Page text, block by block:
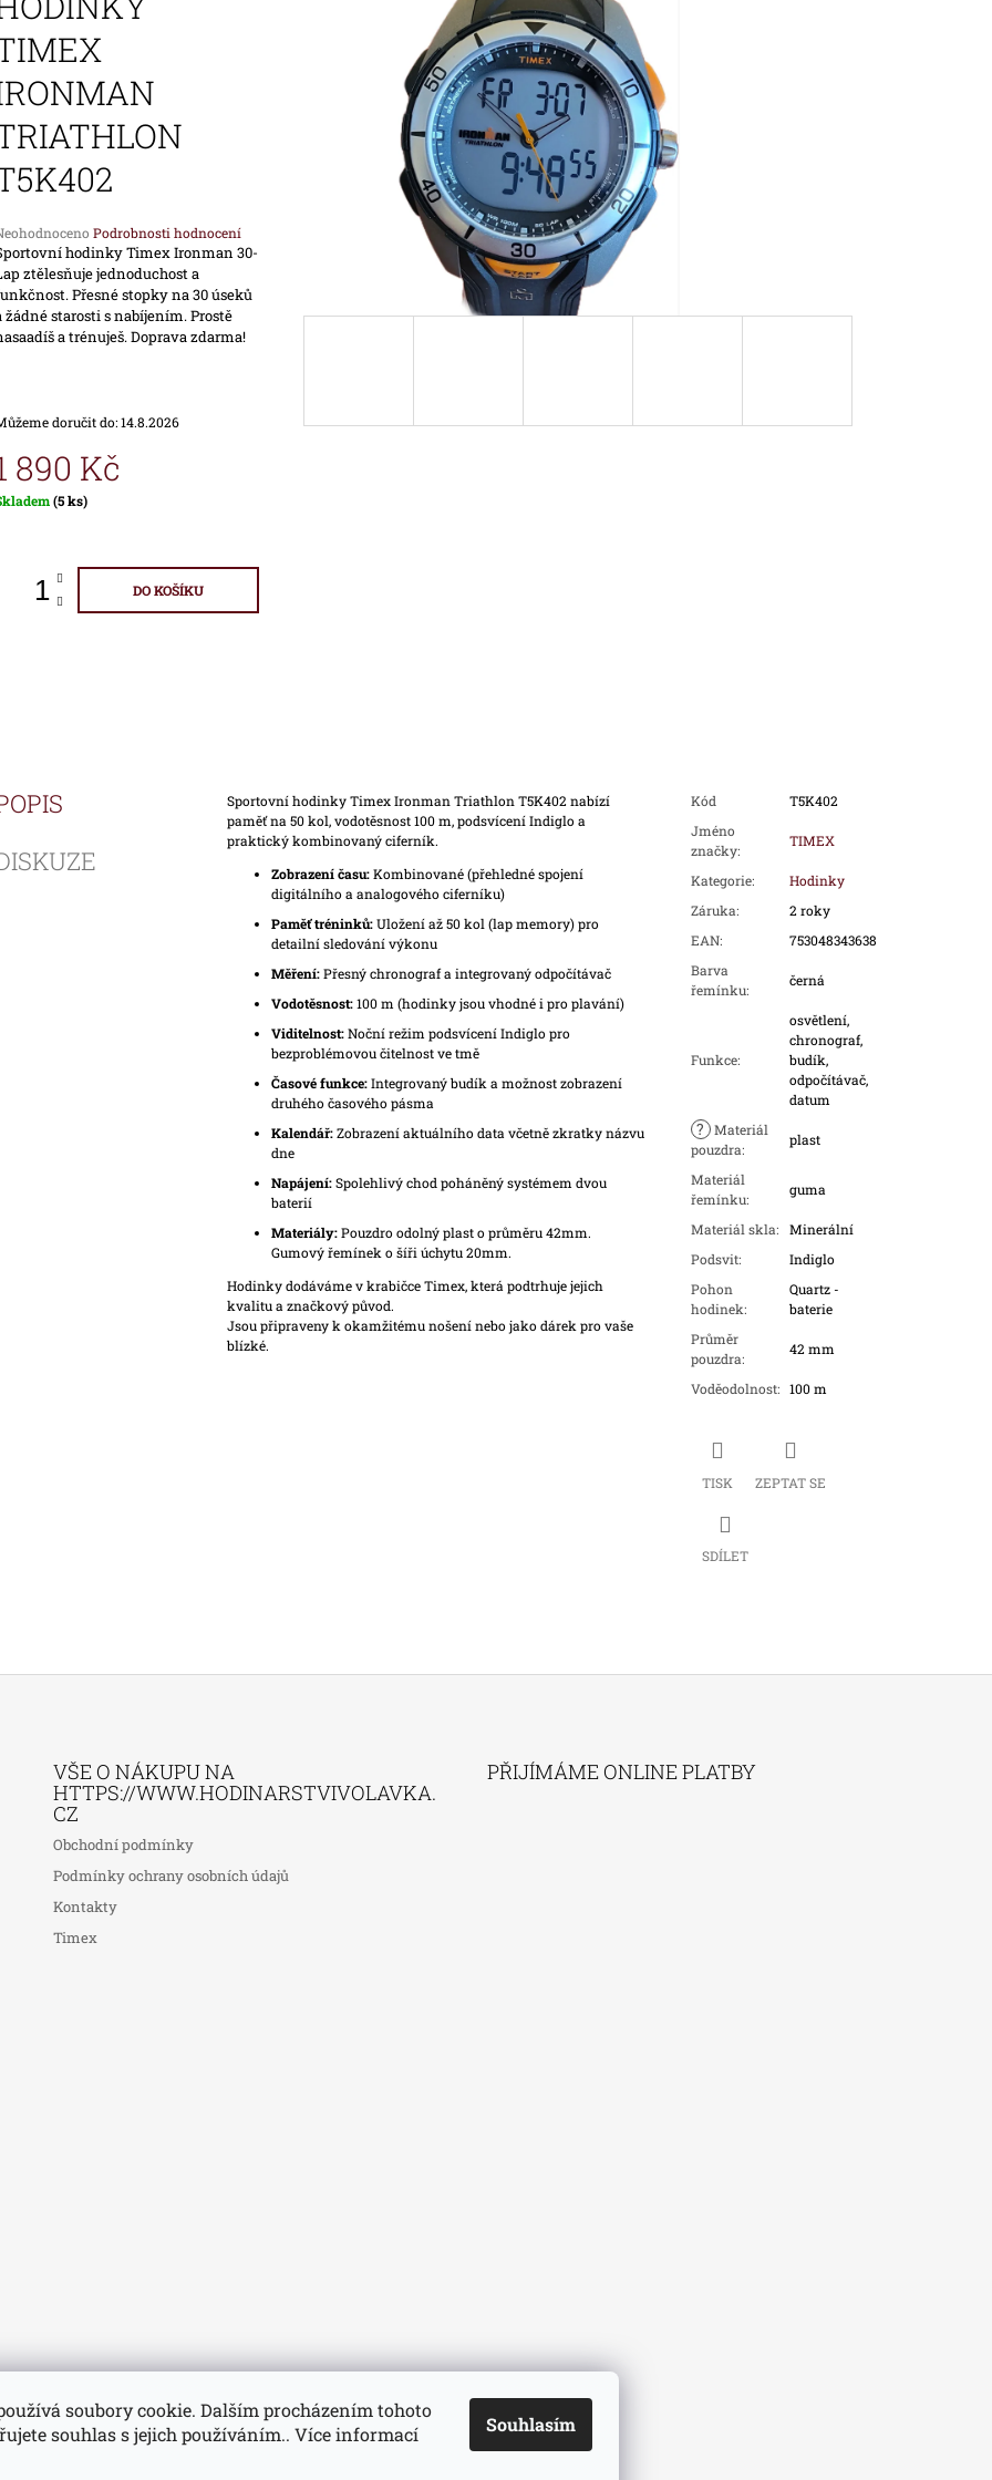
soubory cookie. Dalším procházením tohoto
souhlas s jejich používáním.. Více informací
Souhlasím
Podrobnosti hodnocení
hodinky Timex Ironman 30-
ztělesňuje jednoduchost a
Přesné stopky na 30 úseků
žádné starosti s nabíjením. Prostě
a trénuješ. Doprava zdarma!
doručit do:14.8.2026
890 Kč
(5 ks)
DO KOŠÍKU
Sportovní hodinky Timex Ironman Triathlon T5K402 nabízí
paměť na 50 kol, vodotěsnost 100 m, podsvícení Indiglo a
praktický kombinovaný ciferník.
Zobrazení času:Kombinované (přehledné spojení
digitálního a analogového ciferníku)
Paměť tréninků:Uložení až 50 kol (lap memory) pro
detailní sledování výkonu
Měření:Přesný chronograf a integrovaný odpočítávač
Vodotěsnost:100 m (hodinky jsou vhodné i pro plavání)
Viditelnost:Noční režim podsvícení Indiglo pro
bezproblémovou čitelnost ve tmě
Časové funkce:Integrovaný budík a možnost zobrazení
druhého časového pásma
Kalendář:Zobrazení aktuálního data včetně zkratky názvu
dne
Napájení:Spolehlivý chod poháněný systémem dvou
baterií
Materiály:Pouzdro odolný plast o průměru 42mm.
Gumový řemínek o šíři úchytu 20mm.
Hodinky dodáváme v krabičce Timex, která podtrhuje jejich
kvalitu a značkový původ.
Jsou připraveny k okamžitému nošení nebo jako dárek pro vaše
blízké.
Kód
T5K402
Jméno
značky:
TIMEX
Kategorie:
Hodinky
Záruka:
2 roky
EAN:
753048343638
Barva
řemínku:
černá
Funkce:
osvětlení,
chronograf,
budík,
odpočítávač,
datum
? Materiál
pouzdra:
plast
Materiál
řemínku:
guma
Materiál skla:
Minerální
Podsvit:
Indiglo
Pohon
hodinek:
Quartz -
baterie
Průměr
pouzdra:
42 mm
Voděodolnost: 100 m
TISK ZEPTAT SE
SDÍLET
1 690 Kč
VŠE O NÁKUPU NA
HTTPS://WWW.HODINARSTVIVOLAVKA.
CZ
Obchodní podmínky
Podmínky ochrany osobních údajů
Kontakty
Timex
PŘIJÍMÁME ONLINE PLATBY